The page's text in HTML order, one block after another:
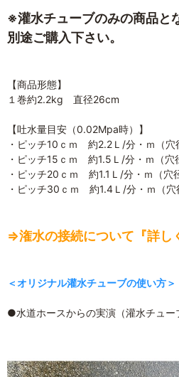
※灌水チューブのみの商品と
別途ご購入下さい。
【商品形態】
１巻約2.2kg 直径26cm
【吐水量目安（0.02Mpa時）】
・ピッチ10ｃｍ 約2.2Ｌ/分・ｍ（穴
・ピッチ15ｃｍ 約1.5Ｌ/分・ｍ（穴
・ピッチ20ｃｍ 約1.1Ｌ/分・ｍ（穴
・ピッチ30ｃｍ 約1.4Ｌ/分・ｍ（穴
⇒潅水の接続について『詳し
＜オリジナル灌水チューブの使い方＞
●水道ホースからの実演（灌水チュー